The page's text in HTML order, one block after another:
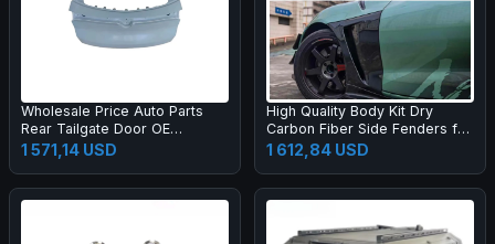
Wholesale Price Auto Parts
Rear Tailgate Door OE
11H827025C Parts Rear Trunk
1 571,14 USD
High Quality Body Kit Dry
Carbon Fiber Side Fenders for
supra A90
1 612,84 USD